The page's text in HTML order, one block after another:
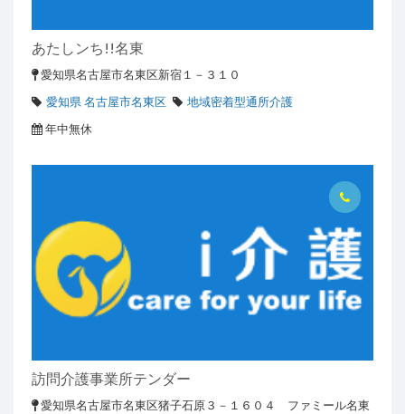
あたしンち!!名東
愛知県名古屋市名東区新宿１－３１０
愛知県 名古屋市名東区
地域密着型通所介護
年中無休
訪問介護事業所テンダー
愛知県名古屋市名東区猪子石原３－１６０４ ファミール名東